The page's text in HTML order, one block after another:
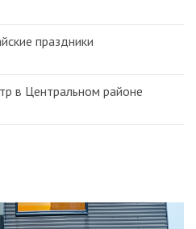
праздники
в Центральном районе